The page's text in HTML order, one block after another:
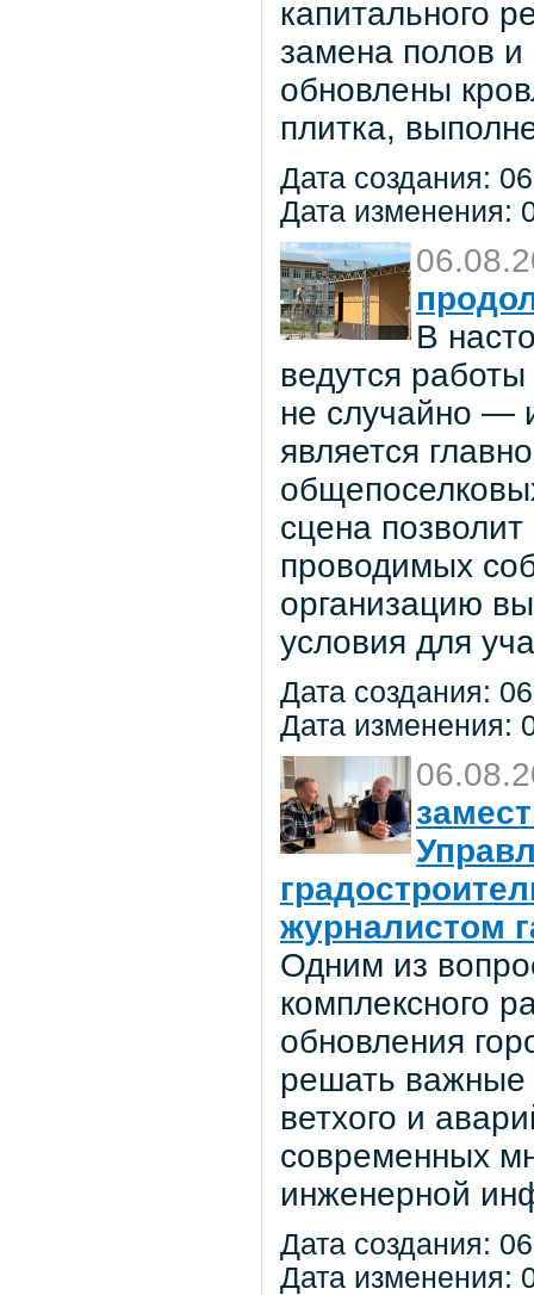
капитального
замена полов
обновлены
плитка,
Дата создания:
Дата изменения:
В
ведутся
не случайно —
является
сцена
проводимых
организацию
условия для
Дата создания:
Дата изменения:
журналистом
Одним из
комплексного
обновления
решать важные
ветхого и
современных
инженерной
Дата создания:
Дата изменения: